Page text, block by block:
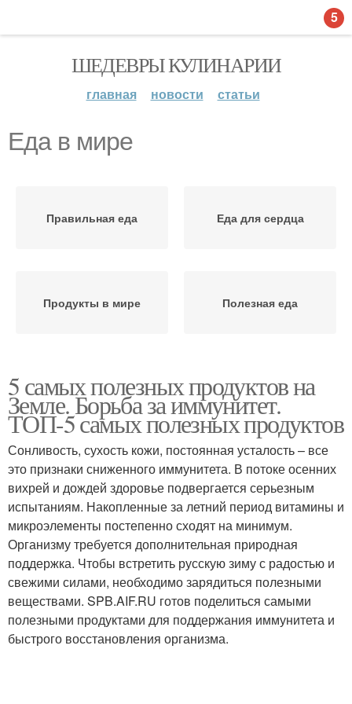
ШЕДЕВРЫ КУЛИНАРИИ
главная новости статьи
Еда в мире
Правильная еда Еда для сердца
Продукты в мире Полезная еда
5 самых полезных продуктов на
Земле. Борьба за иммунитет.
ТОП-5 самых полезных продуктов
Сонливость, сухость кожи, постоянная усталость – все
это признаки сниженного иммунитета. В потоке осенних
вихрей и дождей здоровье подвергается серьезным
испытаниям. Накопленные за летний период витамины и
микроэлементы постепенно сходят на минимум.
Организму требуется дополнительная природная
поддержка. Чтобы встретить русскую зиму с радостью и
свежими силами, необходимо зарядиться полезными
веществами. SPB.AIF.RU готов поделиться самыми
полезными продуктами для поддержания иммунитета и
быстрого восстановления организма.
5